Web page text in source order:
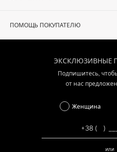
ПОМОЩЬ ПОКУПАТЕЛЮ
ЭКСКЛЮЗИВНЫЕ
Подпишитесь,
от нас
Женщина
или